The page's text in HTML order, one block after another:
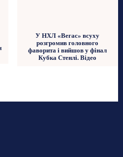
У НХЛ «Вегас» всуху
розгромив головного
фаворита і вийшов у фінал
Кубка Стенлі. Відео